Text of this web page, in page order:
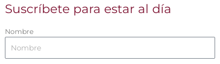
Suscríbete para estar al día
Nombre